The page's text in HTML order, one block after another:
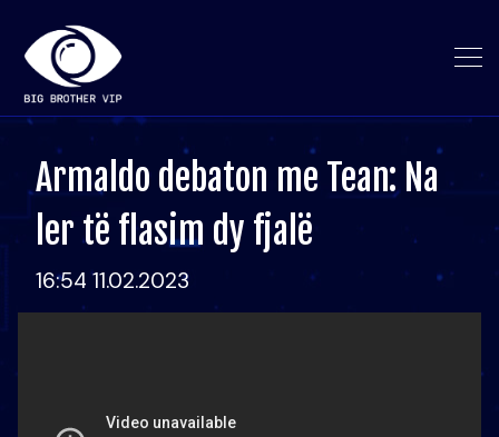
Armaldo debaton me Tean: Na
ler të flasim dy fjalë
16:54 11.02.2023